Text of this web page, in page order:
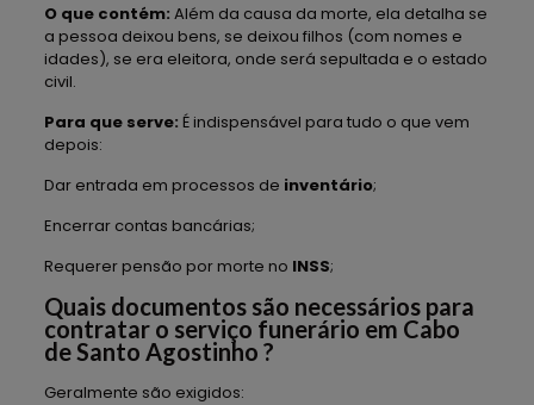
O que contém: Além da causa da morte, ela detalha se
a pessoa deixou bens, se deixou filhos (com nomes e
idades), se era eleitora, onde será sepultada e o estado
civil.
Para que serve: É indispensável para tudo o que vem
depois:
Dar entrada em processos de inventário;
Encerrar contas bancárias;
Requerer pensão por morte no INSS;
Quais documentos são necessários para
contratar o serviço funerário em Cabo
de Santo Agostinho ?
Geralmente são exigidos: